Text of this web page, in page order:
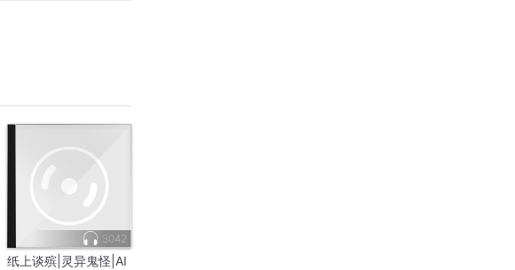
3042
纸上谈殡|灵异鬼怪|AI